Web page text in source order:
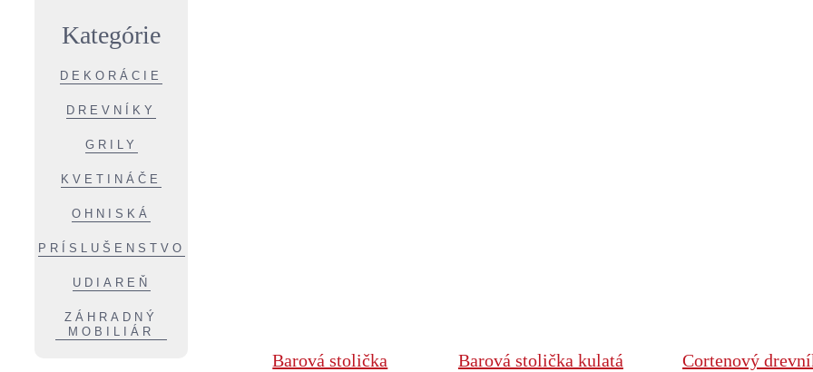
Kategórie
DEKORÁCIE
DREVNÍKY
GRILY
KVETINÁČE
OHNISKÁ
PRÍSLUŠENSTVO
UDIAREŇ
ZÁHRADNÝ
MOBILIÁR
Barová stolička
Barová stolička kulatá
Cortenový